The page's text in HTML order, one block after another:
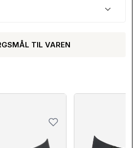
TIL VAREN